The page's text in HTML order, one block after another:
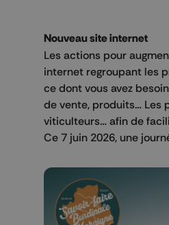
Nouveau site internet
Les actions pour
internet regroupant les
ce dont vous avez
de vente, produits… Les
viticulteurs… afin de
Ce 7 juin 2026, une